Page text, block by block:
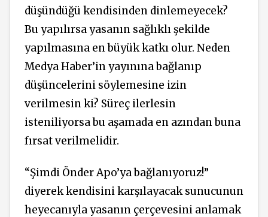
düşündüğü kendisinden dinlemeyecek?
Bu yapılırsa yasanın sağlıklı şekilde
yapılmasına en büyük katkı olur. Neden
Medya Haber’in yayınına bağlanıp
düşüncelerini söylemesine izin
verilmesin ki? Süreç ilerlesin
isteniliyorsa bu aşamada en azından buna
fırsat verilmelidir.
“Şimdi Önder Apo’ya bağlanıyoruz!”
diyerek kendisini karşılayacak sunucunun
heyecanıyla yasanın çerçevesini anlamak